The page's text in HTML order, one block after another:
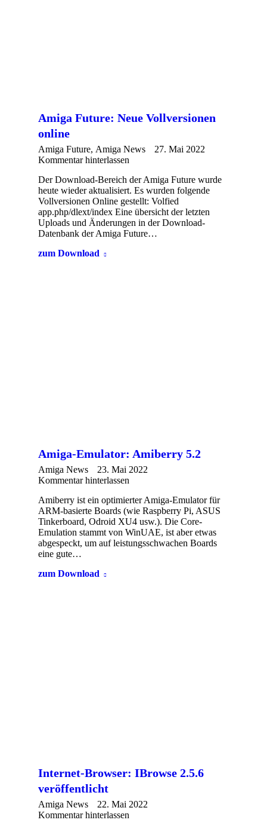
Amiga Future: Neue Vollversionen
online
Amiga Future, Amiga News
27. Mai 2022
Kommentar hinterlassen
Der Download-Bereich der Amiga Future wurde
heute wieder aktualisiert. Es wurden folgende
Vollversionen Online gestellt: Volfied
app.php/dlext/index Eine übersicht der letzten
Uploads und Änderungen in der Download-
Datenbank der Amiga Future…
zum Download
Amiga-Emulator: Amiberry 5.2
Amiga News
23. Mai 2022
Kommentar hinterlassen
Amiberry ist ein optimierter Amiga-Emulator für
ARM-basierte Boards (wie Raspberry Pi, ASUS
Tinkerboard, Odroid XU4 usw.). Die Core-
Emulation stammt von WinUAE, ist aber etwas
abgespeckt, um auf leistungsschwachen Boards
eine gute…
zum Download
Internet-Browser: IBrowse 2.5.6
veröffentlicht
Amiga News
22. Mai 2022
Kommentar hinterlassen